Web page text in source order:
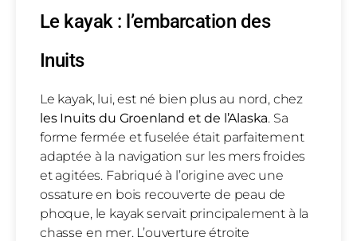
Le kayak : l’embarcation des
Inuits
Le kayak, lui, est né bien plus au nord, chez
les Inuits du Groenland et de l’Alaska. Sa
forme fermée et fuselée était parfaitement
adaptée à la navigation sur les mers froides
et agitées. Fabriqué à l’origine avec une
ossature en bois recouverte de peau de
phoque, le kayak servait principalement à la
chasse en mer. L’ouverture étroite